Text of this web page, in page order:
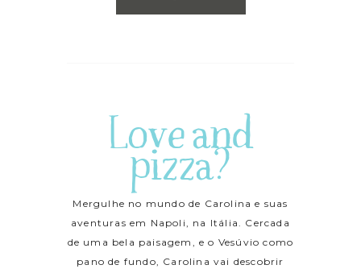
Love and
pizza?
Mergulhe no mundo de Carolina e suas
aventuras em Napoli, na Itália. Cercada
de uma bela paisagem, e o Vesúvio como
pano de fundo, Carolina vai descobrir